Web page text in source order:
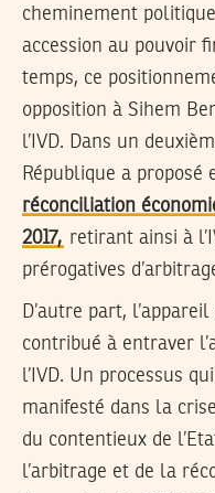
cheminement
accession au pouvoir
temps, ce
opposition à Sihem
l’IVD. Dans un
République a proposé
réconciliation
2017, retirant ainsi à
prérogatives
D’autre part,
contribué à entraver
l’IVD. Un processus
manifesté dans la
du contentieux de
l’arbitrage et de la